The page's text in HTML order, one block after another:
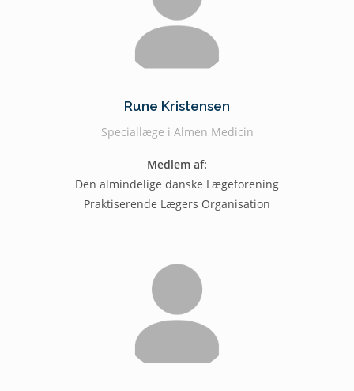
Rune Kristensen
Speciallæge i Almen Medicin
Medlem af:
Den almindelige danske Lægeforening
Praktiserende Lægers Organisation